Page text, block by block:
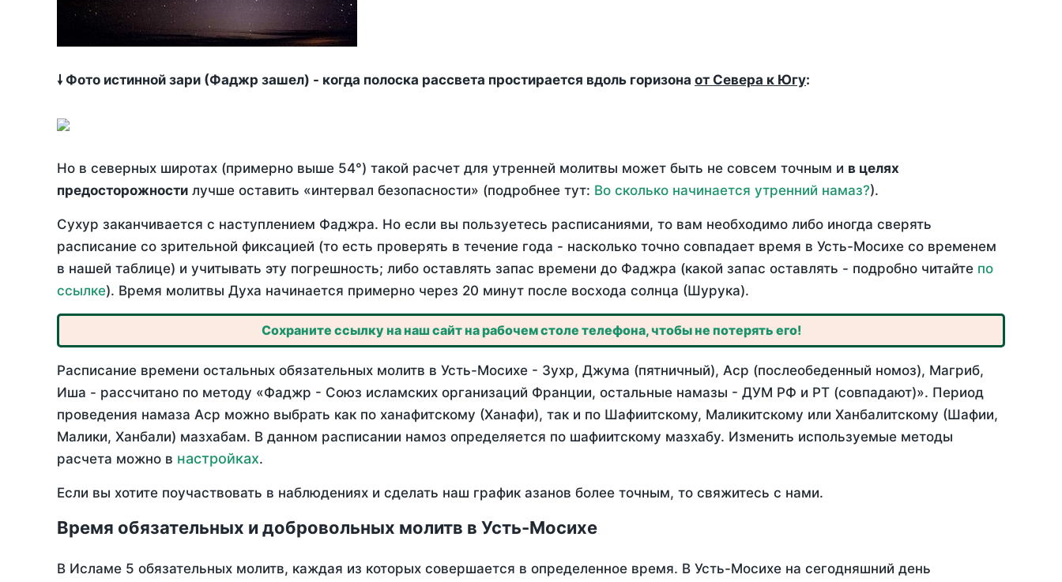
🠗 Фото истинной зари (Фаджр зашел) - когда полоска рассвета простирается вдоль горизона от Севера к Югу:
Но в северных широтах (примерно выше 54°) такой расчет для утренней молитвы может быть не совсем точным и в целях
предосторожности лучше оставить «интервал безопасности» (подробнее тут: Во сколько начинается утренний намаз?).
Сухур заканчивается с наступлением Фаджра. Но если вы пользуетесь расписаниями, то вам необходимо либо иногда сверять
расписание со зрительной фиксацией (то есть проверять в течение года - насколько точно совпадает время в Усть-Мосихе со временем
в нашей таблице) и учитывать эту погрешность; либо оставлять запас времени до Фаджра (какой запас оставлять - подробно читайте по
ссылке). Время молитвы Духа начинается примерно через 20 минут после восхода солнца (Шурука).
Сохраните ссылку на наш сайт на рабочем столе телефона, чтобы не потерять его!
Расписание времени остальных обязательных молитв в Усть-Мосихе - Зухр, Джума (пятничный), Аср (послеобеденный номоз), Магриб,
Иша - рассчитано по методу «Фаджр - Союз исламских организаций Франции, остальные намазы - ДУМ РФ и РТ (совпадают)». Период
проведения намаза Аср можно выбрать как по ханафитскому (Ханафи), так и по Шафиитскому, Маликитскому или Ханбалитскому (Шафии,
Малики, Ханбали) мазхабам. В данном расписании намоз определяется по шафиитскому мазхабу. Изменить используемые методы
расчета можно в настройках.
Если вы хотите поучаствовать в наблюдениях и сделать наш график азанов более точным, то свяжитесь с нами.
Время обязательных и добровольных молитв в Усть-Мосихе
В Исламе 5 обязательных молитв, каждая из которых совершается в определенное время. В Усть-Мосихе на сегодняшний день